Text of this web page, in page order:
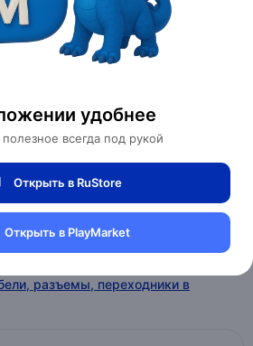
удобнее
всегда под рукой
Открыть в RuStore
Открыть в PlayMarket
параметры
разъемы, переходники Part
разъемы, переходники в